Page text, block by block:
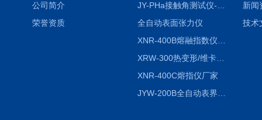
公司简介
荣誉资质
全自动表面张力仪
XRW-300热变形/维卡软化点温度测定仪
XNR-400C熔指仪厂家
新闻
技术